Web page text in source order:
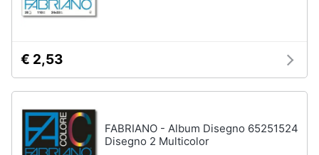
dvd
Festività
e
ricorrenze
Promozioni
€ 2,53
FABRIANO - Album Disegno 65251524
Disegno 2 Multicolor